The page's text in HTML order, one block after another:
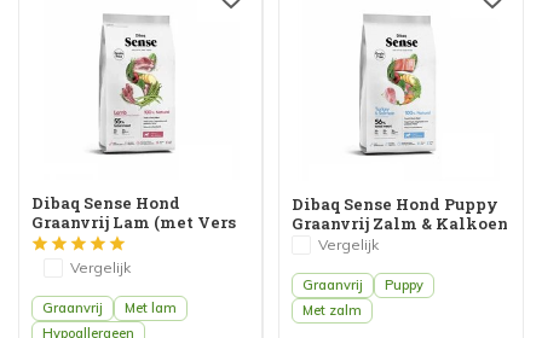
Dibaq Sense Hond
Graanvrij Lam (met Vers
Vlees)
Vergelijk
Graanvrij
Met lam
Hypoallergeen
Dibaq Sense Hond Puppy
Graanvrij Zalm & Kalkoen
(met Vers Vlees)
Vergelijk
Graanvrij
Puppy
Met zalm